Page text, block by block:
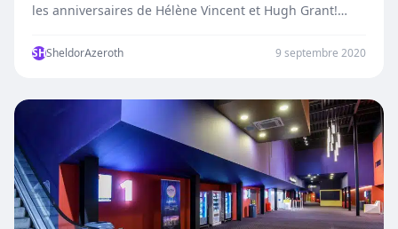
les anniversaires de Hélène Vincent et Hugh Grant!
SHSheldorAzeroth 9 septembre 2020